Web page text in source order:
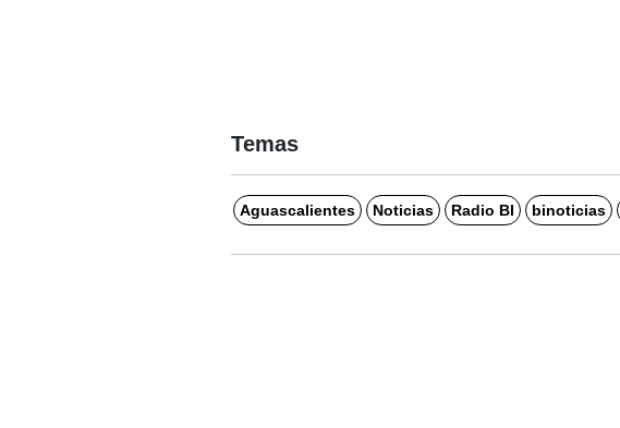
Temas
Aguascalientes Noticias Radio BI binoticias